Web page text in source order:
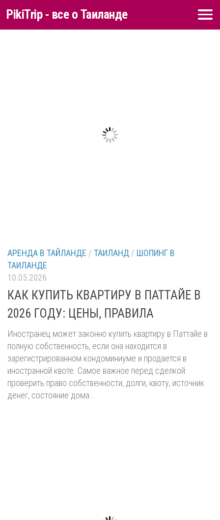
Перейти к содержимому
PikiTrip - все о Таиланде
АРЕНДА В ТАЙЛАНДЕ / ТАИЛАНД / ШОПИНГ В
ТАИЛАНДЕ
10.05.2026
КАК КУПИТЬ КВАРТИРУ В ПАТТАЙЕ В
2026 ГОДУ: ЦЕНЫ, ПРАВИЛА
Иностранец может законно купить квартиру в Паттайе в
полную собственность, если она находится в
зарегистрированном кондоминиуме и продается в
иностранной квоте. Самое важное перед сделкой:
проверить право собственности, долги, квоту, источник
денег, состояние дома...